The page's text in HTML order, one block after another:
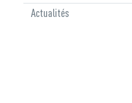
Actualités